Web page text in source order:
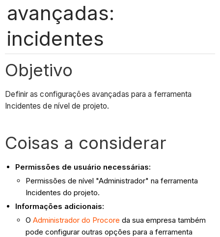
avançadas:
incidentes
Objetivo
Definir as configurações avançadas para a ferramenta
Incidentes de nível de projeto.
Coisas a considerar
Permissões de usuário necessárias:
Permissões de nível "Administrador" na ferramenta
Incidentes do projeto.
Informações adicionais:
OAdministrador do Procore da sua empresa também
pode configurar outras opções para a ferramenta